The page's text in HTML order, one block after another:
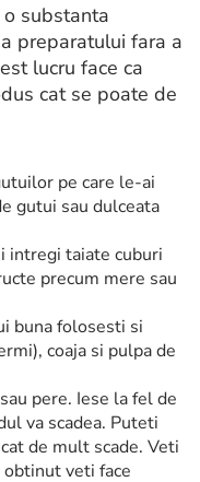
substanta
preparatului fara a
lucru face ca
cat se poate de
pe care le-ai
gutui sau dulceata
intregi taiate cuburi
precum mere sau
buna folosesti si
coaja si pulpa de
pere. Iese la fel de
va scadea. Puteti
de mult scade. Veti
veti face